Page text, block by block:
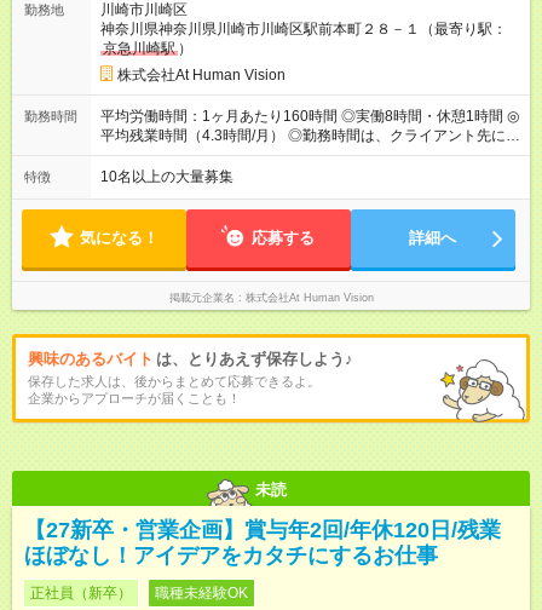
（固定残業代 24，000円） 賞与：年２回 （業績連動型） 昇
給：年２回（3月、9月) 試用期間：6ヶ月 ※上記額にはみなし残
業代（月15時間分）が含まれた 金額になります。超過分は追加
で全額支給。 【頑張りを給与・キャリアに還元します】 年に2
回⼈事評価があり等級が決まります。 等級に合わせた給与設定
のため、若い内からでも頑張り次第で給与アップが叶います。
⼀般職（20～31万円）→リーダー（⽉給26～36万円） →係⻑
～58万円） 【試用期間】試用期間あり 試用期間の長さ：6ヶ月
※ 雇用形態と給与に、本採用時と異なる部分があります。 雇用
形態：本採用時と同じです。 給与：月給 224,000円 ～ 330,000
円 上記額にはみなし残業代を含みます。※超過分は全額支給い
たします。 みなし残業代 24,000円 ～ 34,000円／月 みなし残業
時間 15時間／月
勤務地
川崎市川崎区
神奈川県神奈川県川崎市川崎区駅前本町２８－１（最寄り駅：
京急川崎駅 ）
株式会社At Human Vision
勤務時間
平均労働時間：1ヶ月あたり160時間 ◎実働8時間・休憩1時間 ◎
平均残業時間（4.3時間/月） ◎勤務時間は、クライアント先に
より異なります。 ※＜シフト例＞ 10:00～19:00／11:00～
20:00 平均労働時間：1ヶ月あたり160時間 ◎実働8時間・休憩1
先に より異なります。 ※＜シフト例＞ 10:00～19:00／11:00
～20:00
特徴 10名以上の大量募集
気になる！ 応募する 詳細へ
掲載元企業名 株式会社At Human Vision
興味のあるバイト は、とりあえず保存しよう♪
保存した求人は、後からまとめて応募できるよ。
企業からアプローチが届くことも！
未読
【27新卒・営業企画】賞与年2回/年休120日/残業
ほぼなし！アイデアをカタチにするお仕事
正社員（新卒） 職種未経験OK